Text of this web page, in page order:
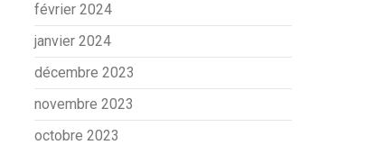
février 2024
janvier 2024
décembre 2023
novembre 2023
octobre 2023